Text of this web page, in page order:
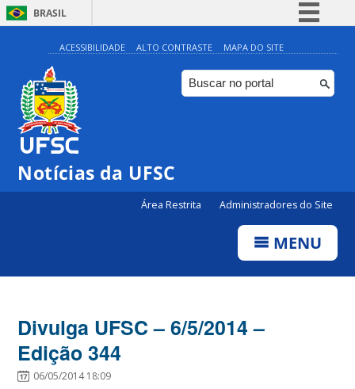
BRASIL
Simplifique!
Comunica BR
Participe
ACESSIBILIDADE ALTO CONTRASTE MAPA DO SITE
Notícias da UFSC
Área Restrita Administradores do Site
MENU
Divulga UFSC – 6/5/2014 –
Edição 344
06/05/2014 18:09